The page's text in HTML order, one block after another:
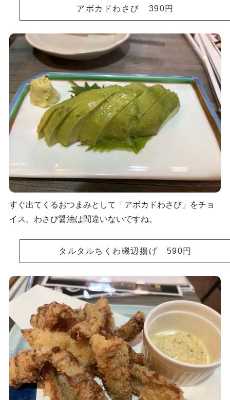
アボカドわさび 390円
すぐ出てくるおつまみとして「アボカドわさび」をチョ
イス。わさび醤油は間違いないですね。
タルタルちくわ磯辺揚げ 590円